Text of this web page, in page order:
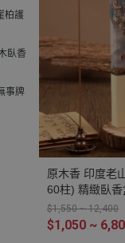
柏護
臥香
事牌
原木香 印度老
60柱) 精緻臥香盒 無助燃劑 不燙手 SGS
檢驗合格 純天
香 室內薰香 禪
$1,550 ~ 12,400
$1,050 ~